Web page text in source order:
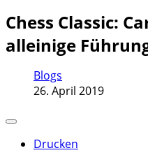
Chess Classic:
alleinige
Blogs
26. April 2019
Drucken